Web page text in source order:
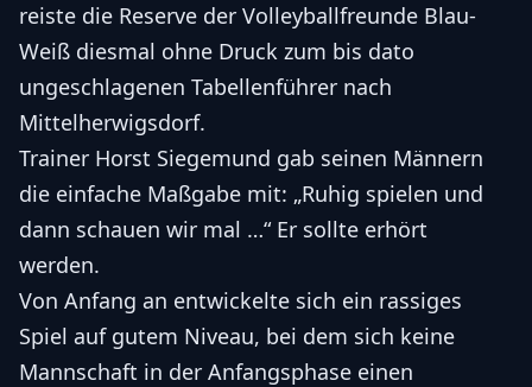
reiste die Reserve der Volleyballfreunde Blau-
Weiß diesmal ohne Druck zum bis dato
ungeschlagenen Tabellenführer nach
Mittelherwigsdorf.
Trainer Horst Siegemund gab seinen Männern
die einfache Maßgabe mit: „Ruhig spielen und
dann schauen wir mal …“ Er sollte erhört
werden.
Von Anfang an entwickelte sich ein rassiges
Spiel auf gutem Niveau, bei dem sich keine
Mannschaft in der Anfangsphase einen